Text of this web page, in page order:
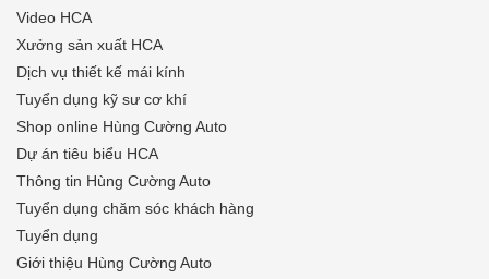
Video HCA
Xưởng sản xuất HCA
Dịch vụ thiết kế mái kính
Tuyển dụng kỹ sư cơ khí
Shop online Hùng Cường Auto
Dự án tiêu biểu HCA
Thông tin Hùng Cường Auto
Tuyển dụng chăm sóc khách hàng
Tuyển dụng
Giới thiệu Hùng Cường Auto